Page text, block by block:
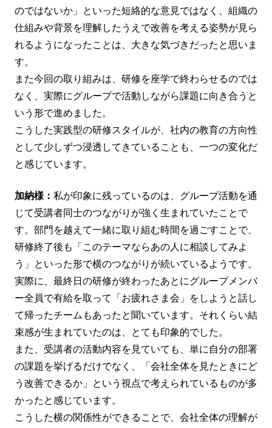
のではないか」といった短絡的な意見ではなく、組織の
仕組みや背景を理解したうえで改善を考える姿勢が見ら
れるようになったことは、大きな気づきだったと思いま
す。
また今回の取り組みは、研修を座学で終わらせるのでは
なく、実際にグループで活動しながら課題に向き合うと
いう形で進めました。
こうした実践型の研修スタイルが、社内の教育の方向性
として少しずつ浸透してきていることも、一つの変化だ
と感じています。
加納様： 私が印象に残っているのは、グループ活動を通
じて受講者同士のつながりが強く生まれていたことで
す。部門を越えて一緒に取り組む時間を過ごすことで、
研修終了後も「このテーマならあの人に相談してみよ
う」といった形で横のつながりが続いているようです。
実際に、最終日の研修が終わったあとにグループメンバ
ー全員で有給を取って「お疲れさま会」をしようと話し
て帰ったチームもあったと聞いています。それくらい結
束感が生まれていたのは、とても印象的でした。
また、受講者の活動内容を見ていても、単に自分の部署
の課題を挙げるだけでなく、「会社全体を見たときにど
う改善できるか」という視点で考えられているものが多
かったと感じています。
こうした横の関係性ができることで、会社全体の理解が